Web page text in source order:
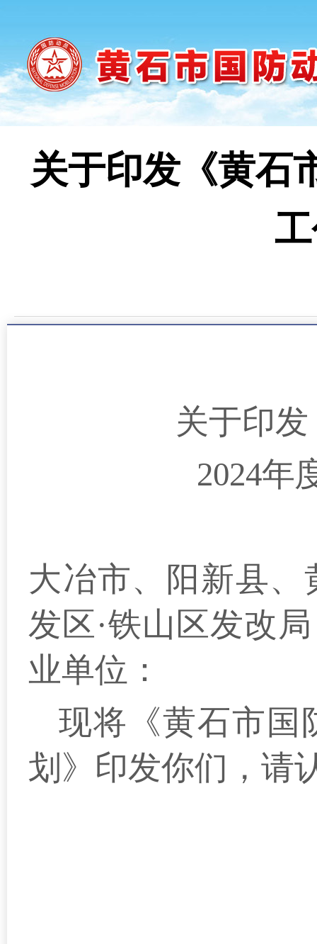
关于印发《黄石
关于印
2024年
大冶市、阳新县
发区·铁山区发改
业单位：
现将《黄石市国
划》印发你们，请